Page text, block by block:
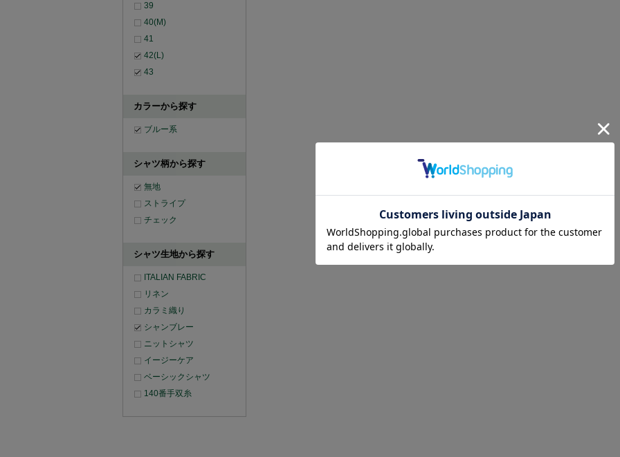
39
40(M)
41
42(L)
43
カラーから探す
ブルー系
シャツ柄から探す
無地
ストライプ
チェック
シャツ生地から探す
ITALIAN FABRIC
リネン
カラミ織り
シャンブレー
ニットシャツ
イージーケア
ベーシックシャツ
140番手双糸